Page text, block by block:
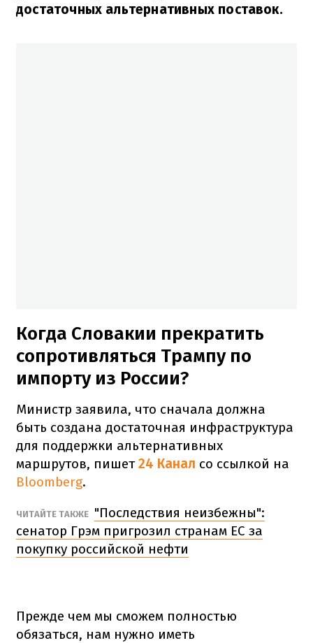
достаточных альтернативных поставок.
Когда Словакии прекратить
сопротивляться Трампу по
импорту из России?
Министр заявила, что сначала должна
быть создана достаточная инфраструктура
для поддержки альтернативных
маршрутов, пишет24 Канал со ссылкой на
Bloomberg.
ЧИТАЙТЕ ТАКЖЕ "Последствия неизбежны":
сенатор Грэм пригрозил странам ЕС за
покупку российской нефти
Прежде чем мы сможем полностью
обязаться, нам нужно иметь